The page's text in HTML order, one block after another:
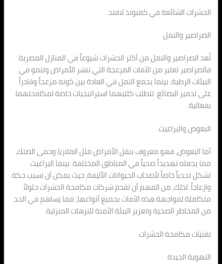
الحشرات الشائعة في كمبوند لافند
الصراصير والنمل
تُعد الصراصير والنمل من أكثر الحشرات شيوعاً في المنازل المصرية.
فالصراصير تعتبر من الآفات المزعجة التي تنشر الأمراض وتنمو في
البيئات الرطبة، بينما يجمع النمل في العادة بين كونه مزعجاً وقادراً
على تدمير البضائع. تتطلب كلتيهما استراتيجيات خاصة لمكافحتهما
بفعالية.
البعوض والبراغيث
أما البعوض، فهو معروف بنقل الأمراض مثل الملاريا وحمى الضنك،
مما يجعله تهديداً صحياً في المناطق المختلفة. بينما البراغيث
تشكل تحدياً خاصاً لأصحاب الحيوانات الأليفة، حيث يمكن أن تسبب حكة
وازعاجاً. لذلك، من المهم أن تقدم شركات مكافحة الحشرات حلولاً
متكاملة لمواجهة هذه الآفات بجميع أنواعها، مما يساهم في الحد
من المخاطر الصحية وتعزيز البيئة الآمنة للنزهات المنزلية.
تقنيات مكافحة الحشرات
التهوية الجيدة